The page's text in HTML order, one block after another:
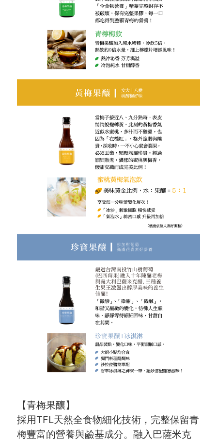
【青梅果釀】
採用TFL天然全食物細化技術，完整保留青
梅豐富的營養與鹼基成分。融入巴薩米克